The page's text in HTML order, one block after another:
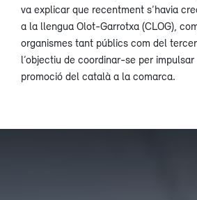
va explicar que recentment s’havia
a la llengua Olot-Garrotxa (CLOG),
organismes tant públics com del
l’objectiu de coordinar-se per
promoció del català a la comarca.